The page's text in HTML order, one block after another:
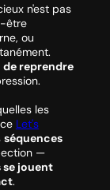
n'est pas
être
ou
de reprendre
les
Let's
séquences
—
jouent
.